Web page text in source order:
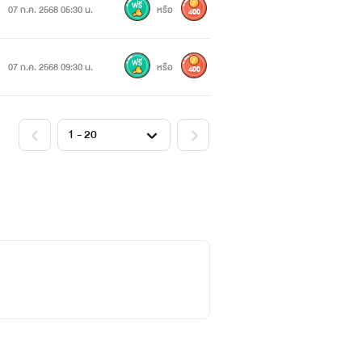
07 ก.ค. 2568 05:30 น. หรือ 400
07 ก.ค. 2568 09:30 น. หรือ 400